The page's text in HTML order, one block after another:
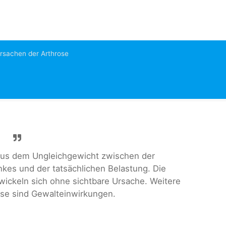
der Arthrose
dem Ungleichgewicht zwischen der
und der tatsächlichen Belastung. Die
sich ohne sichtbare Ursache. Weitere
sind Gewalteinwirkungen.